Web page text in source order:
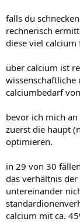
falls du
rechnerisch
diese viel
über calcium ist
wissenschaftliche
calciumbedarf
bevor ich mich
zuerst die haupt
optimieren.
in 29 von 30
das verhältnis
untereinander
calcium mit ca.